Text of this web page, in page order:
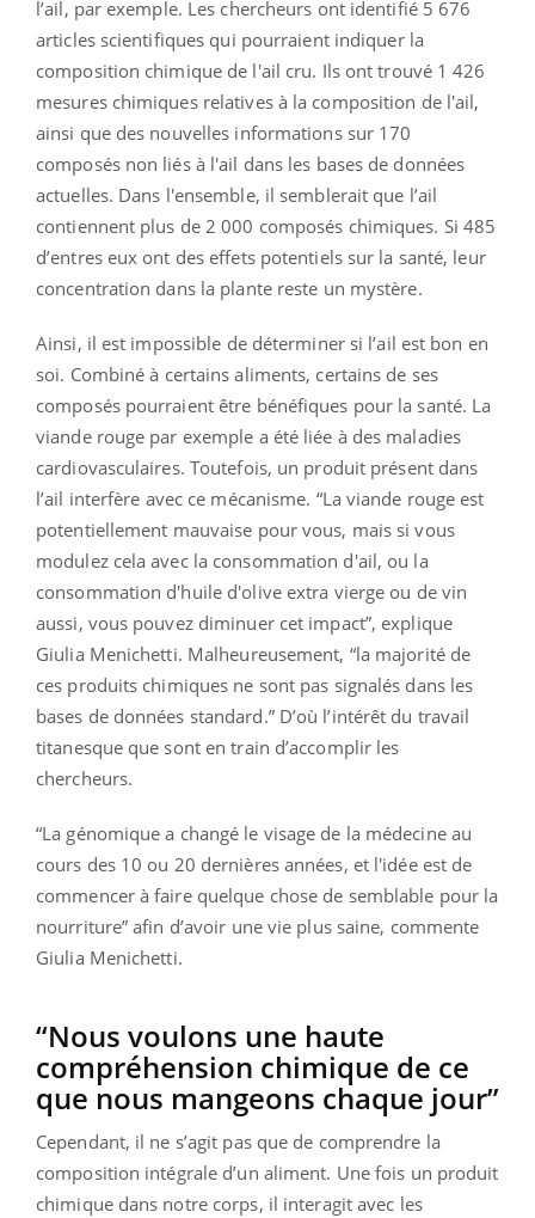
l’ail, par exemple. Les chercheurs ont identifié 5 676
articles scientifiques qui pourraient indiquer la
composition chimique de l'ail cru. Ils ont trouvé 1 426
mesures chimiques relatives à la composition de l'ail,
ainsi que des nouvelles informations sur 170
composés non liés à l'ail dans les bases de données
actuelles. Dans l'ensemble, il semblerait que l’ail
contiennent plus de 2 000 composés chimiques. Si 485
d’entres eux ont des effets potentiels sur la santé, leur
concentration dans la plante reste un mystère.
Ainsi, il est impossible de déterminer si l’ail est bon en
soi. Combiné à certains aliments, certains de ses
composés pourraient être bénéfiques pour la santé. La
viande rouge par exemple a été liée à des maladies
cardiovasculaires. Toutefois, un produit présent dans
l’ail interfère avec ce mécanisme. “La viande rouge est
potentiellement mauvaise pour vous, mais si vous
modulez cela avec la consommation d'ail, ou la
consommation d'huile d'olive extra vierge ou de vin
aussi, vous pouvez diminuer cet impact”, explique
Giulia Menichetti. Malheureusement, “la majorité de
ces produits chimiques ne sont pas signalés dans les
bases de données standard.” D’où l’intérêt du travail
titanesque que sont en train d’accomplir les
chercheurs.
“La génomique a changé le visage de la médecine au
cours des 10 ou 20 dernières années, et l'idée est de
commencer à faire quelque chose de semblable pour la
nourriture” afin d’avoir une vie plus saine, commente
Giulia Menichetti.
“Nous voulons une haute
compréhension chimique de ce
que nous mangeons chaque jour”
Cependant, il ne s’agit pas que de comprendre la
composition intégrale d’un aliment. Une fois un produit
chimique dans notre corps, il interagit avec les